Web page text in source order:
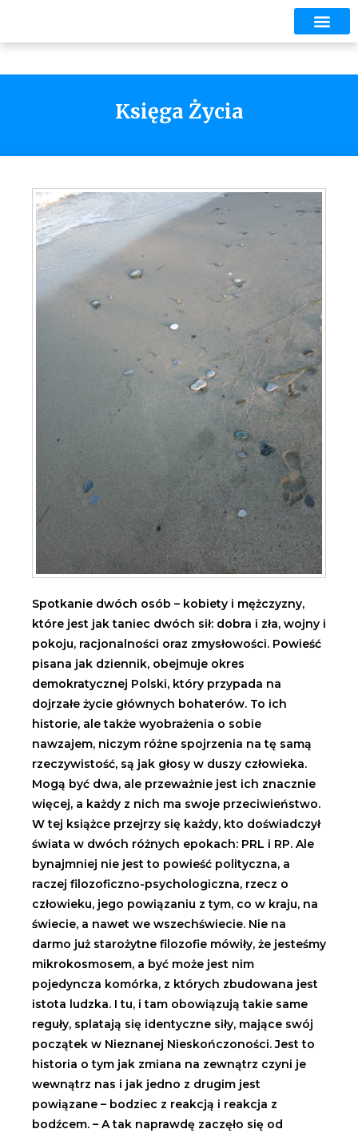
Księga Życia
Spotkanie dwóch osób – kobiety i mężczyzny,
które jest jak taniec dwóch sił: dobra i zła, wojny i
pokoju, racjonalności oraz zmysłowości. Powieść
pisana jak dziennik, obejmuje okres
demokratycznej Polski, który przypada na
dojrzałe życie głównych bohaterów. To ich
historie, ale także wyobrażenia o sobie
nawzajem, niczym różne spojrzenia na tę samą
rzeczywistość, są jak głosy w duszy człowieka.
Mogą być dwa, ale przeważnie jest ich znacznie
więcej, a każdy z nich ma swoje przeciwieństwo.
W tej książce przejrzy się każdy, kto doświadczył
świata w dwóch różnych epokach: PRL i RP. Ale
bynajmniej nie jest to powieść polityczna, a
raczej filozoficzno-psychologiczna, rzecz o
człowieku, jego powiązaniu z tym, co w kraju, na
świecie, a nawet we wszechświecie. Nie na
darmo już starożytne filozofie mówiły, że jesteśmy
mikrokosmosem, a być może jest nim
pojedyncza komórka, z których zbudowana jest
istota ludzka. I tu, i tam obowiązują takie same
reguły, splatają się identyczne siły, mające swój
początek w Nieznanej Nieskończoności. Jest to
historia o tym jak zmiana na zewnątrz czyni je
wewnątrz nas i jak jedno z drugim jest
powiązane – bodziec z reakcją i reakcja z
bodźcem. – A tak naprawdę zaczęło się od